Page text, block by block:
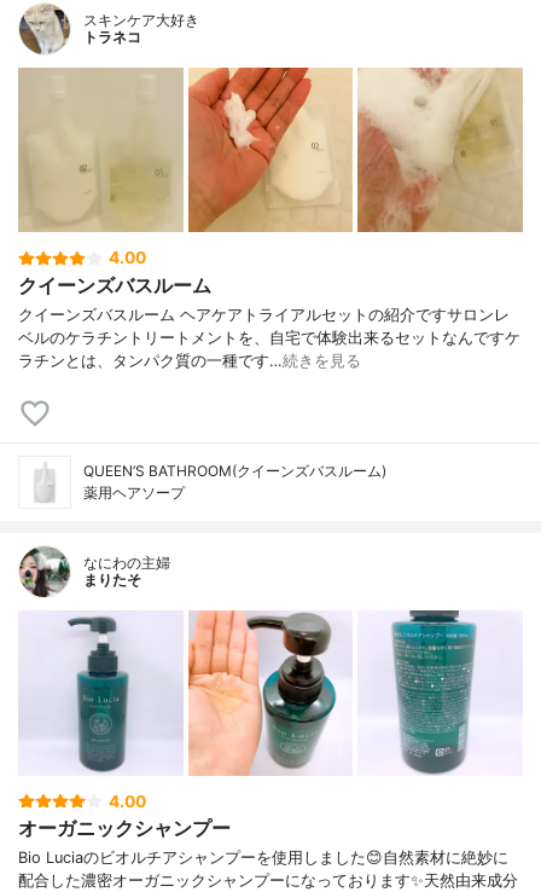
スキンケア大好き
トラネコ
4.00
クイーンズバスルーム
クイーンズバスルーム ヘアケアトライアルセットの紹介ですサロンレ
ベルのケラチントリートメントを、自宅で体験出来るセットなんですケ
ラチンとは、タンパク質の一種です…続きを見る
QUEEN’S BATHROOM(クイーンズバスルーム)
薬用ヘアソープ
なにわの主婦
まりたそ
4.00
オーガニックシャンプー
Bio Luciaのビオルチアシャンプーを使用しました😊自然素材に絶妙に
配合した濃密オーガニックシャンプーになっております✨天然由来成分